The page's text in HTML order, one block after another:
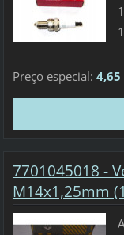
Preço especial: 4,65
7701045018 -
M14x1,25mm